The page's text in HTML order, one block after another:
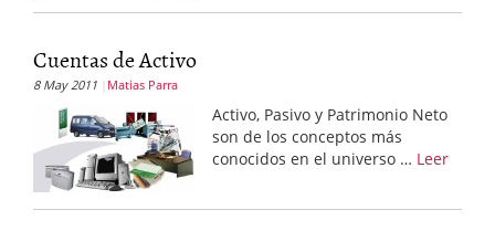
Cuentas de Activo
8 May 2011 Matias Parra
Activo, Pasivo y Patrimonio Neto
son de los conceptos más
conocidos en el universo … Leer